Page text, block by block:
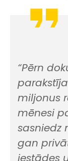
“Pērn
miljonus
mēnesi
sasniedz
gan